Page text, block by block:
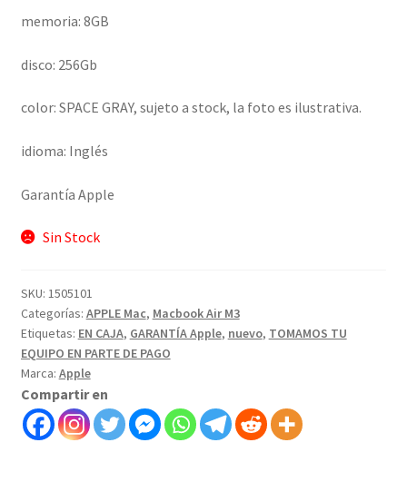
memoria: 8GB
disco: 256Gb
color: SPACE GRAY, sujeto a stock, la foto es ilustrativa.
idioma: Inglés
Garantía Apple
Sin Stock
SKU: 1505101
Categorías: APPLE Mac, Macbook Air M3
Etiquetas: EN CAJA, GARANTÍA Apple, nuevo, TOMAMOS TU
EQUIPO EN PARTE DE PAGO
Marca: Apple
Compartir en